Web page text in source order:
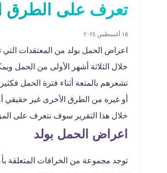
تعرف على الطرق
١٥ أغسطس ٢٠٢٤
اعراض الحمل بولد من المعتقدات
خلال الثلاثة أشهر الأولى من الحمل
تشعرهم بالمتعة أثناء فترة الحمل
أو غيره من الطرق الأخرى غير حقيقي
خلال هذا التقرير سوف نتعرف على
اعراض الحمل بولد
توجد مجموعة من الخرافات المتعلقة